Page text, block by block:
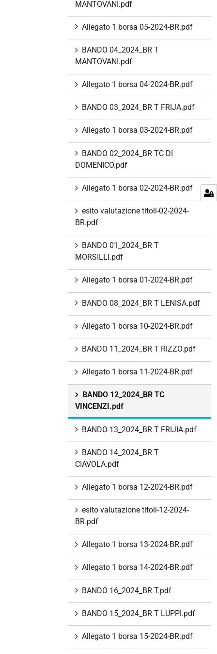
MANTOVANI.pdf
Allegato 1 borsa 05-2024-BR.pdf
BANDO 04_2024_BR T
MANTOVANI.pdf
Allegato 1 borsa 04-2024-BR.pdf
BANDO 03_2024_BR T FRIJA.pdf
Allegato 1 borsa 03-2024-BR.pdf
BANDO 02_2024_BR TC DI
DOMENICO.pdf
Allegato 1 borsa 02-2024-BR.pdf
esito valutazione titoli-02-2024-
BR.pdf
BANDO 01_2024_BR T
MORSILLI.pdf
Allegato 1 borsa 01-2024-BR.pdf
BANDO 08_2024_BR T LENISA.pdf
Allegato 1 borsa 10-2024-BR.pdf
BANDO 11_2024_BR T RIZZO.pdf
Allegato 1 borsa 11-2024-BR.pdf
BANDO 12_2024_BR TC
VINCENZI.pdf
BANDO 13_2024_BR T FRIJIA.pdf
BANDO 14_2024_BR T
CIAVOLA.pdf
Allegato 1 borsa 12-2024-BR.pdf
esito valutazione titoli-12-2024-
BR.pdf
Allegato 1 borsa 13-2024-BR.pdf
Allegato 1 borsa 14-2024-BR.pdf
BANDO 16_2024_BR T.pdf
BANDO 15_2024_BR T LUPPI.pdf
Allegato 1 borsa 15-2024-BR.pdf